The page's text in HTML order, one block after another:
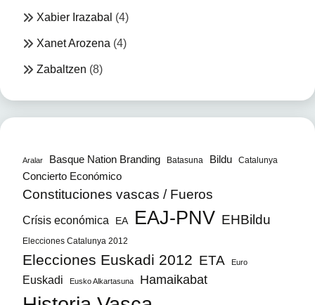
Xabier Irazabal (4)
Xanet Arozena (4)
Zabaltzen (8)
Aralar Basque Nation Branding Batasuna Bildu Catalunya
Concierto Económico
Constituciones vascas / Fueros
Crísis económica EA EAJ-PNV EHBildu
Elecciones Catalunya 2012
Elecciones Euskadi 2012 ETA Euro
Euskadi Eusko Alkartasuna Hamaikabat